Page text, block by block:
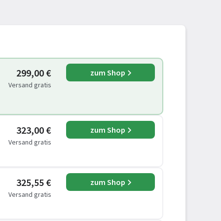
299,00 €
Versand gratis
zum Shop
323,00 €
Versand gratis
zum Shop
325,55 €
Versand gratis
zum Shop